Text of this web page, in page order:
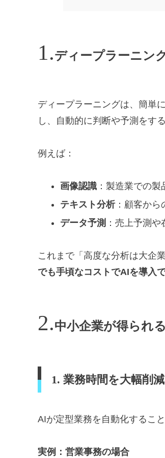
ディープラーニン
ディープラーニングは、簡単
し、自動的に判断や予測をす
例えば：
画像認識：製造業での製
テキスト分析：顧客から
データ予測 ：売上予測
これまで「高度な分析は大企
でも手頃なコストでAIを導入
中小企業が得られ
1. 業務時間を大幅削
AIが定型業務を自動化するこ
実例：営業事務の場合